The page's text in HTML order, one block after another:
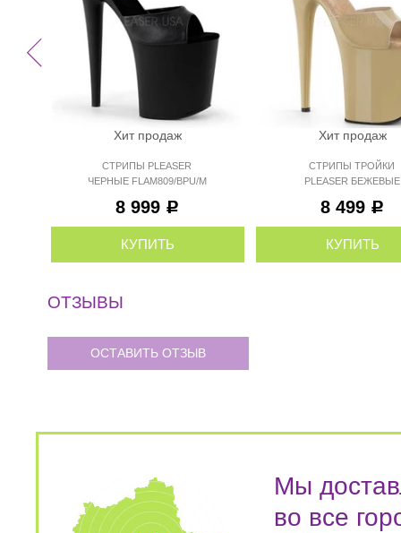
Хит продаж
СТРИПЫ PLEASER
ЧЕРНЫЕ FLAM809/BPU/M
8 999 Р
КУПИТЬ
Хит продаж
СТРИПЫ ТРОЙКИ
PLEASER БЕЖЕВЫЕ
8 499 Р
КУПИТЬ
ОТЗЫВЫ
ОСТАВИТЬ ОТЗЫВ
Мы
во все